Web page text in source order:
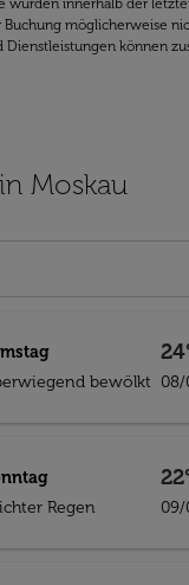
wurden innerhalb der
möglicherweise
Dienstleistungen können
Moskau
bewölkt 08/
Regen
09/